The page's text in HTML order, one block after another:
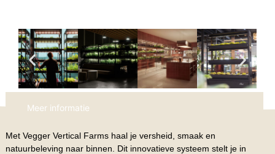
Meer informatie
Met Vegger Vertical Farms haal je versheid, smaak en
natuurbeleving naar binnen. Dit innovatieve systeem stelt je in